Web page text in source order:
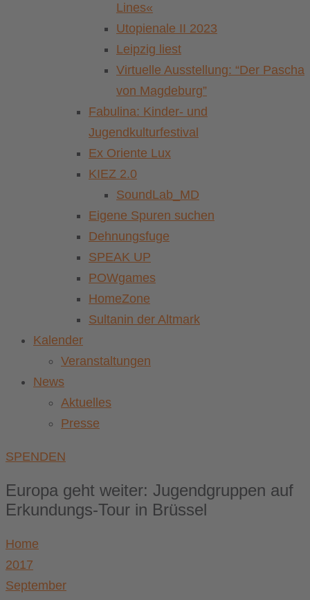
Lines«
Utopienale II 2023
Leipzig liest
Virtuelle Ausstellung: “Der Pascha
von Magdeburg”
Fabulina: Kinder- und
Jugendkulturfestival
Ex Oriente Lux
KIEZ 2.0
SoundLab_MD
Eigene Spuren suchen
Dehnungsfuge
SPEAK UP
POWgames
HomeZone
Sultanin der Altmark
Kalender
Veranstaltungen
News
Aktuelles
Presse
SPENDEN
Europa geht weiter: Jugendgruppen auf
Erkundungs-Tour in Brüssel
Home
2017
September